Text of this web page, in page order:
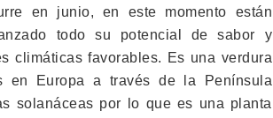
en junio, en este momento están
todo su potencial de sabor y
climáticas favorables. Es una verdura
en Europa a través de la Península
solanáceas por lo que es una planta